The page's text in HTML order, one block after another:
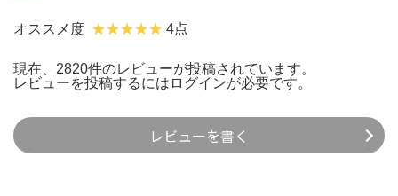
オススメ度 4点
現在、2820件のレビューが投稿されています。
レビューを投稿するには ログインが必要です。
レビューを書く